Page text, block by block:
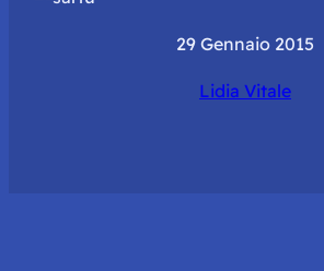
29 Gennaio 2015
Lidia Vitale